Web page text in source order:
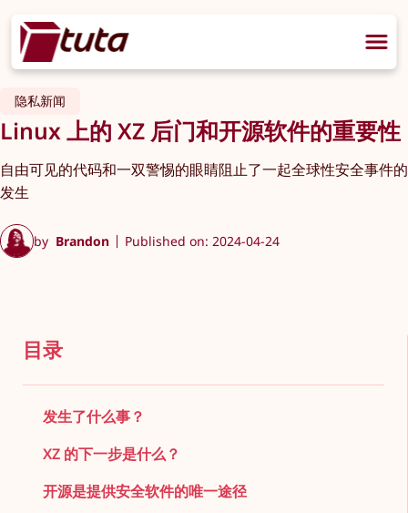
隐私新闻
Linux 上的 XZ 后门和开源软件的重要性
自由可见的代码和一双警惕的眼睛阻止了一起全球性安全事件的
发生
by Brandon Published on: 2024-04-24
目录
发生了什么事？
XZ 的下一步是什么？
开源是提供安全软件的唯一途径